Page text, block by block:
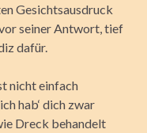
Gesichtsausdruck
seiner Antwort, tief
dafür.
nicht einfach
hab‘ dich zwar
Dreck behandelt